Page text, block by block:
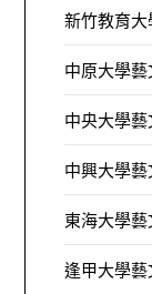
新竹教育
中原大學
中央大學
中興大學
東海大學
逢甲大學藝